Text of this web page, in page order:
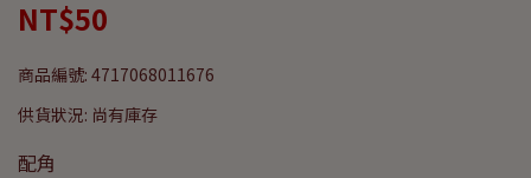
NT$50
商品編號: 4717068011676
供貨狀況: 尚有庫存
配角